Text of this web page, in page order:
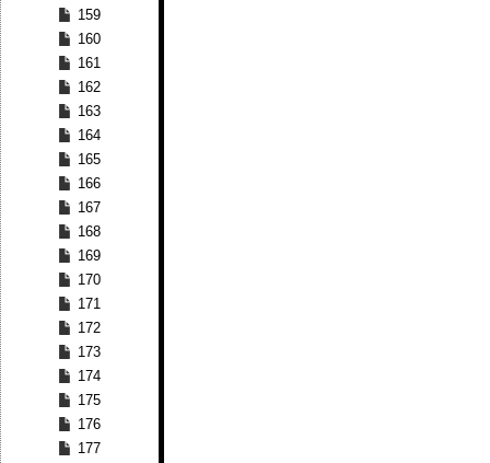
159
160
161
162
163
164
165
166
167
168
169
170
171
172
173
174
175
176
177